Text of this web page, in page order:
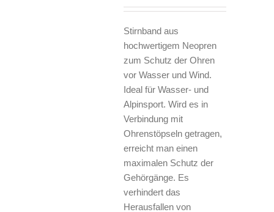
der
werden
Stirnband aus
hochwertigem Neopren
zum Schutz der Ohren
vor Wasser und Wind.
Ideal für Wasser- und
Alpinsport. Wird es in
Verbindung mit
Ohrenstöpseln getragen,
erreicht man einen
maximalen Schutz der
Gehörgänge. Es
verhindert das
Herausfallen von